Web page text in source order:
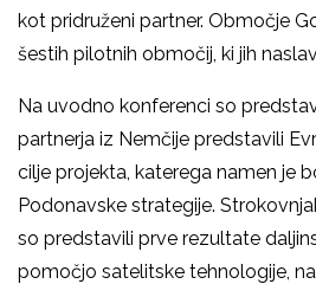
kot pridruženi partner. Območje
šestih pilotnih območij, ki jih
Na uvodno konferenci so
partnerja iz Nemčije predstavili
cilje projekta, katerega namen je
Podonavske strategije.
so predstavili prve rezultate
pomočjo satelitske tehnologije,